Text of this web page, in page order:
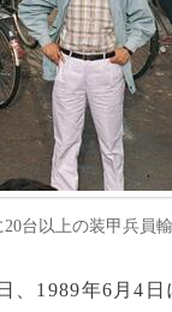
台以上の装甲兵員
、1989年6月4